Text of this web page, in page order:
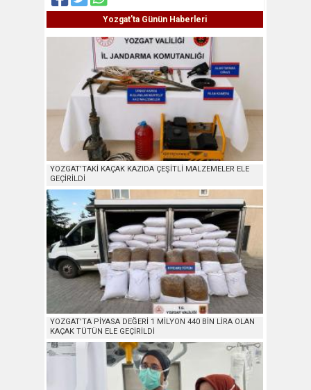
Yozgat'ta Günün Haberleri
YOZGAT’TAKİ KAÇAK KAZIDA ÇEŞİTLİ MALZEMELER ELE
GEÇİRİLDİ
YOZGAT’TA PİYASA DEĞERİ 1 MİLYON 440 BİN LİRA OLAN
KAÇAK TÜTÜN ELE GEÇİRİLDİ